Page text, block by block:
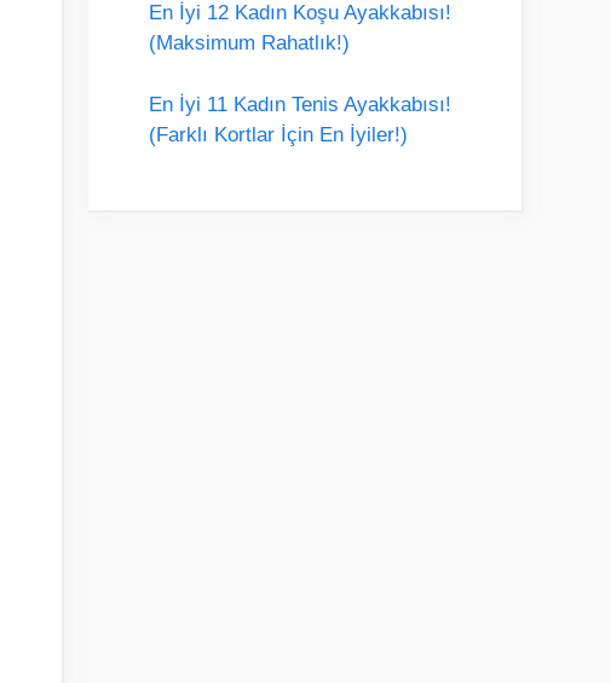
En İyi 12 Kadın Koşu Ayakkabısı!
(Maksimum Rahatlık!)
En İyi 11 Kadın Tenis Ayakkabısı!
(Farklı Kortlar İçin En İyiler!)